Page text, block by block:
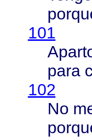
101
para
102
No